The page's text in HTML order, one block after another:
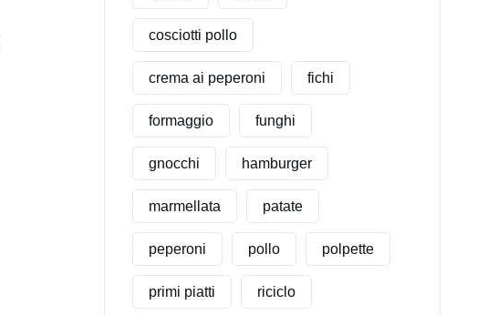
cosciotti pollo
crema ai peperoni fichi
formaggio funghi
gnocchi hamburger
marmellata patate
peperoni pollo polpette
primi piatti riciclo